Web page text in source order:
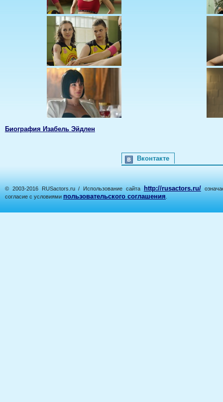
Биография Изабель Эйдлен
Вконтакте
© 2003-2016 RUSactors.ru / Использование сайта http://rusactors.ru/
согласие с условиями пользовательского соглашения